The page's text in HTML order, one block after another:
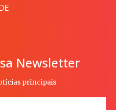
Newsletter
principais